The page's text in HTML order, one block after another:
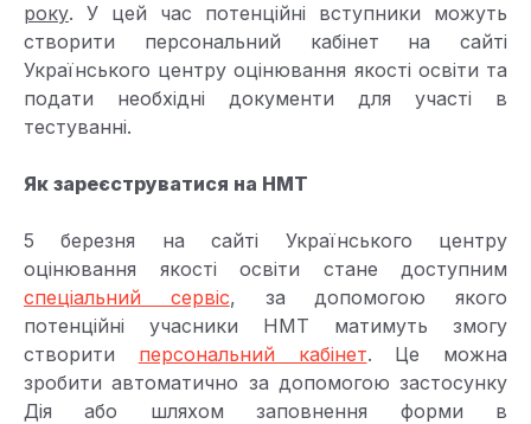
року. У цей час потенційні вступники можуть
створити персональний кабінет на сайті
Українського центру оцінювання якості освіти та
подати необхідні документи для участі в
тестуванні.
Як зареєструватися на НМТ
5 березня на сайті Українського центру
оцінювання якості освіти стане доступним
спеціальний сервіс, за допомогою якого
потенційні учасники НМТ матимуть змогу
створити персональний кабінет. Це можна
зробити автоматично за допомогою застосунку
Дія або шляхом заповнення форми в